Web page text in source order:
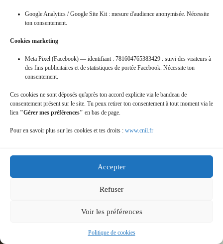
Google Analytics / Google Site Kit : mesure d'audience anonymisée. Nécessite
ton consentement.
Cookies marketing
Meta Pixel (Facebook) — identifiant : 781604765383429 : suivi des visiteurs à
des fins publicitaires et de statistiques de portée Facebook. Nécessite ton
consentement.
Ces cookies ne sont déposés qu'après ton accord explicite via le bandeau de
consentement présent sur le site. Tu peux retirer ton consentement à tout moment via le
lien "Gérer mes préférences" en bas de page.
Pour en savoir plus sur les cookies et tes droits : www.cnil.fr
Accepter
Refuser
Voir les préférences
Politique de cookies
13-fev-2011-_-coteaux-du-sancerrois